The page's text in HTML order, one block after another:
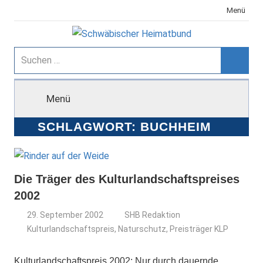
Inhalt
Menü
Schwäbischer
Heimatbund
Suchen
nach:
Menü
SCHLAGWORT: BUCHHEIM
Die Träger des Kulturlandschaftspreises
2002
29. September 2002
SHB Redaktion
Kulturlandschaftspreis, Naturschutz, Preisträger KLP
Kulturlandschaftspreis 2002: Nur durch dauernde